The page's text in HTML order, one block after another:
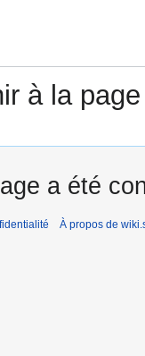
à la
a été
À propos de